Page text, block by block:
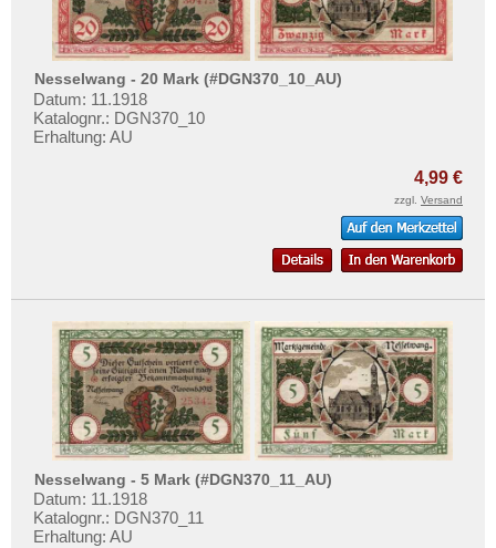
Nesselwang - 20 Mark (#DGN370_10_AU)
Datum: 11.1918
Katalognr.: DGN370_10
Erhaltung: AU
4,99 €
zzgl. Versand
Nesselwang - 5 Mark (#DGN370_11_AU)
Datum: 11.1918
Katalognr.: DGN370_11
Erhaltung: AU